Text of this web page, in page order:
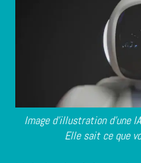
Image d’illustration d’une
Elle sait ce que